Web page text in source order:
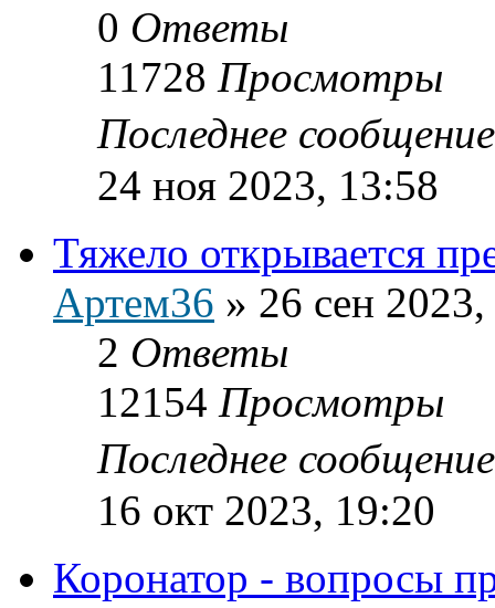
0 Ответы
11728 Просмотры
Последнее
24 ноя 2023, 13:58
Тяжело открывается
Артем36 » 26 сен
2 Ответы
12154 Просмотры
Последнее
16 окт 2023, 19:20
Коронатор - вопросы